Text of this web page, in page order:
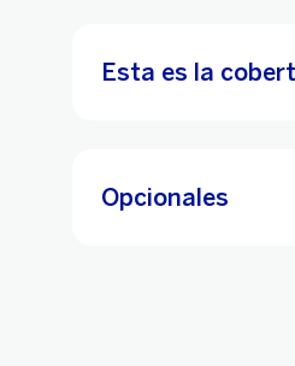
Esta es la
Opcionales